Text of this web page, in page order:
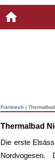
Frankreich |
Thermalbad
Die erste
Nordvogesen.